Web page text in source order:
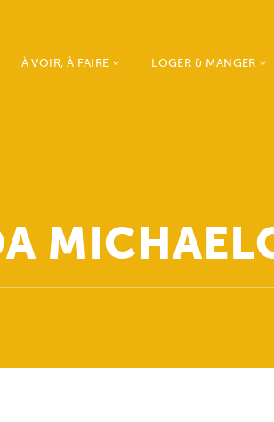
À VOIR, À FAIRE
Histoire, Art & Culture
Agenda
LOGER & MANGER